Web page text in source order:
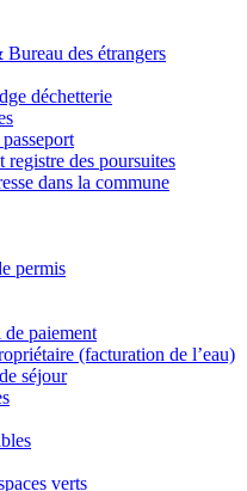
des étrangers
déchetterie
registre des poursuites
dans la commune
permis
paiement
(facturation de l’eau)
séjour
verts